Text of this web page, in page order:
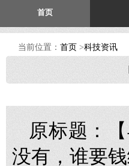
首页
当前位置： 首页 >科技资讯
原标题：
没有，谁要